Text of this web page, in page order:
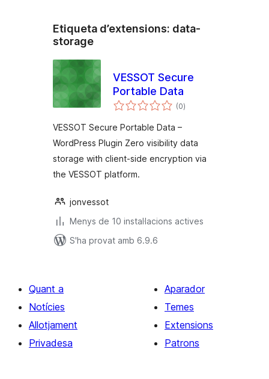
Etiqueta d’extensions: data-
storage
VESSOT Secure
Portable Data
(0puntuacions
totals
)
VESSOT Secure Portable Data –
WordPress Plugin Zero visibility data
storage with client-side encryption via
the VESSOT platform.
jonvessot
Menys de 10 instal·lacions actives
S'ha provat amb 6.9.6
Quant a
Notícies
Allotjament
Privadesa
Aparador
Temes
Extensions
Patrons